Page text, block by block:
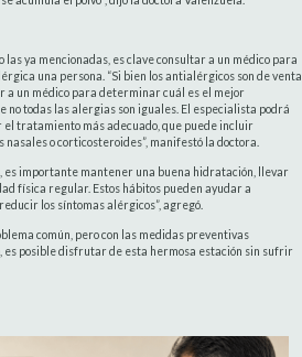
las ya mencionadas, es clave consultar a un médico para
una persona. “Si bien los antialérgicos son de venta
a un médico para determinar cuál es el mejor
todas las alergias son iguales. El especialista podrá
tratamiento más adecuado, que puede incluir
o corticosteroides”, manifestó la doctora.
es importante mantener una buena hidratación, llevar
física regular. Estos hábitos pueden ayudar a
los síntomas alérgicos”, agregó.
común, pero con las medidas preventivas
es posible disfrutar de esta hermosa estación sin sufrir